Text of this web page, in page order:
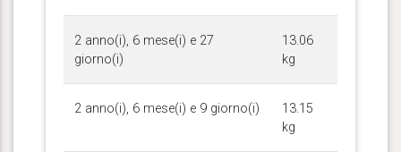
2 anno(i), 6 mese(i) e 27
giorno(i)
13.06
kg
2 anno(i), 6 mese(i) e 9 giorno(i)
13.15
kg